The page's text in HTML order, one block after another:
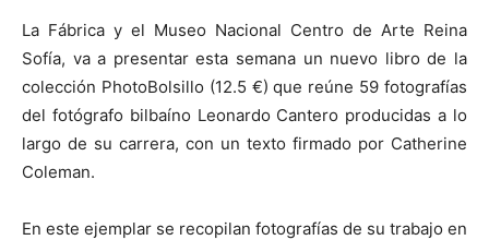
La Fábrica y el Museo Nacional Centro de Arte Reina
Sofía, va a presentar esta semana un nuevo libro de la
colección PhotoBolsillo (12.5 €) que reúne 59 fotografías
del fotógrafo bilbaíno Leonardo Cantero producidas a lo
largo de su carrera, con un texto firmado por Catherine
Coleman.
En este ejemplar se recopilan fotografías de su trabajo en